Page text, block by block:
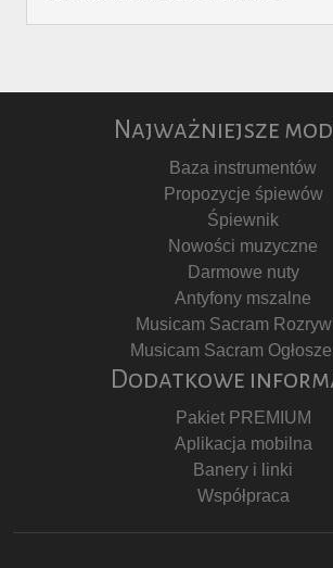
Najważniejsze
Baza instrumentów
Propozycje śpiewów
Śpiewnik
Nowości muzyczne
Darmowe nuty
Antyfony mszalne
Musicam Sacram
Musicam Sacram
Dodatkowe
Pakiet PREMIUM
Aplikacja mobilna
Banery i linki
Współpraca